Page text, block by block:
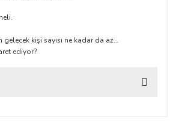
kişi sayısı ne kadar da az…
ediyor?